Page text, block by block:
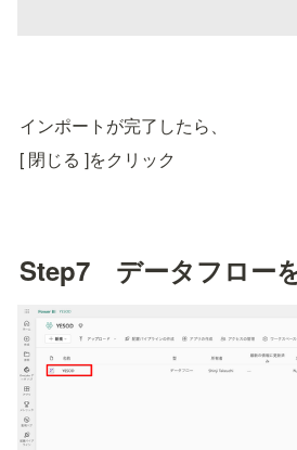
インポートが完了したら、
[ 閉じる ]をクリック
Step7　データフロー